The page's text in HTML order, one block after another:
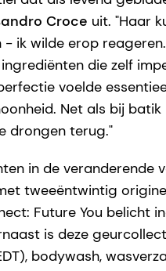
Croce uit. "Haar
- ik wilde erop
die zelf
voelde
Net als bij
drongen terug."
in de veranderende
tweeëntwintig
Future You belicht
is deze
bodywash,